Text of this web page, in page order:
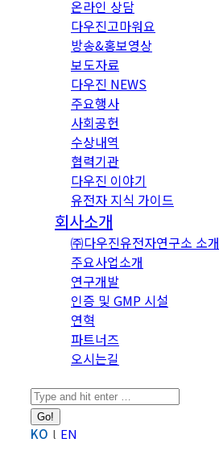
온라인 상담
다우진고마워요
방송&홍보영상
보도자료
다우진 NEWS
주요행사
사회공헌
수상내역
협력기관
다우진 이야기
유전자 지식 가이드
회사소개
㈜다우진유전자연구소 소개
주요사업소개
연구개발
인증 및 GMP 시설
연혁
파트너즈
오시는길
Search:
KO EN